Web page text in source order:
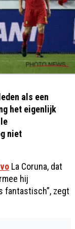
als een
het eigenlijk
niet
La Coruna, dat
hij
fantastisch”, zegt